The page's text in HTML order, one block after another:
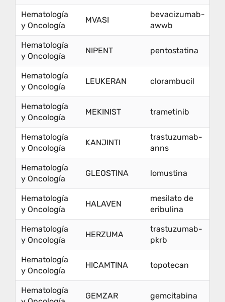
Hematología
y Oncología
MVASI
bevacizumab-
awwb
Hematología
y Oncología
NIPENT pentostatina
Hematología
y Oncología
LEUKERAN clorambucil
Hematología
y Oncología
MEKINIST trametinib
Hematología
y Oncología
KANJINTI
trastuzumab-
anns
Hematología
y Oncología
GLEOSTINA lomustina
Hematología
y Oncología
HALAVEN
mesilato de
eribulina
Hematología
y Oncología
HERZUMA
trastuzumab-
pkrb
Hematología
y Oncología
HICAMTINA topotecan
Hematología
GEMZAR gemcitabina